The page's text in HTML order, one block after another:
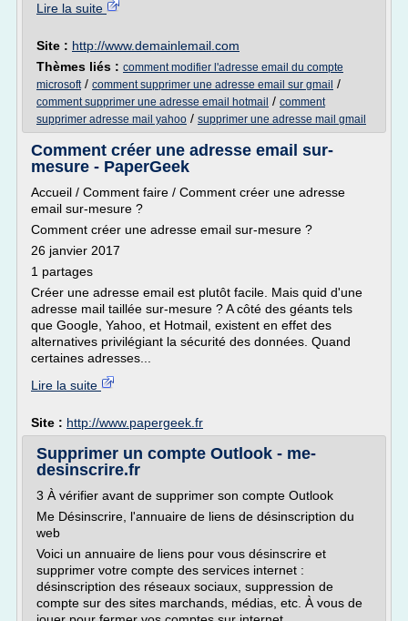
Lire la suite
Site : http://www.demainlemail.com
Thèmes liés : comment modifier l'adresse email du compte
microsoft/ comment supprimer une adresse email sur gmail /
comment supprimer une adresse email hotmail / comment
supprimer adresse mail yahoo / supprimer une adresse mail gmail
Comment créer une adresse email sur-
mesure - PaperGeek
Accueil / Comment faire / Comment créer une adresse
email sur-mesure ?
Comment créer une adresse email sur-mesure ?
26 janvier 2017
1 partages
Créer une adresse email est plutôt facile. Mais quid d'une
adresse mail taillée sur-mesure ? A côté des géants tels
que Google, Yahoo, et Hotmail, existent en effet des
alternatives privilégiant la sécurité des données. Quand
certaines adresses...
Lire la suite
Site : http://www.papergeek.fr
Supprimer un compte Outlook - me-
desinscrire.fr
3 À vérifier avant de supprimer son compte Outlook
Me Désinscrire, l'annuaire de liens de désinscription du
web
Voici un annuaire de liens pour vous désinscrire et
supprimer votre compte des services internet :
désinscription des réseaux sociaux, suppression de
compte sur des sites marchands, médias, etc. À vous de